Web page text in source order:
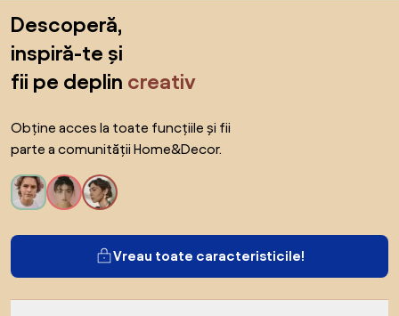
Descoperă,
inspiră-te și
fii pe deplin creativ
Obține acces la toate funcțiile și fii
parte a comunității Home&Decor.
Vreau toate caracteristicile!